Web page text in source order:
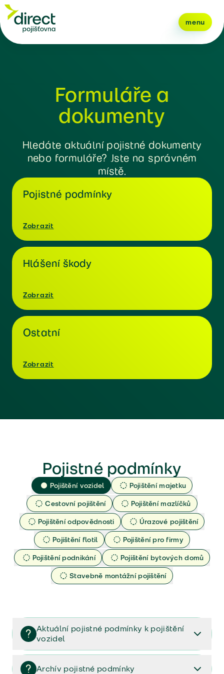
menu
Formuláře a
dokumenty
Hledáte aktuální pojistné dokumenty
nebo formuláře? Jste na správném
místě.
Pojistné podmínky
Zobrazit
Hlášení škody
Zobrazit
Ostatní
Zobrazit
Pojistné podmínky
Pojištění vozidel
Pojištění majetku
Cestovní pojištění
Pojištění mazlíčků
Pojištění odpovědnosti
Úrazové pojištění
Pojištění flotil
Pojištění pro firmy
Pojištění podnikání
Pojištění bytových domů
Stavebně montážní pojištění
Aktuální pojistné podmínky k pojištění
vozidel
Pojištění vozidel/Pojistné podmínky a vše důležité ke
smlouvě (PDF)
Archív pojistné podmínky